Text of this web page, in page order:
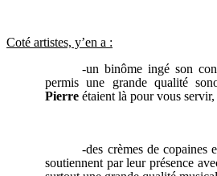
Coté artistes, y’en a :
-un binôme ingé son
permis une grande qualité
Pierre étaient là pour vous
-des crèmes de copaines
soutiennent par leur présence